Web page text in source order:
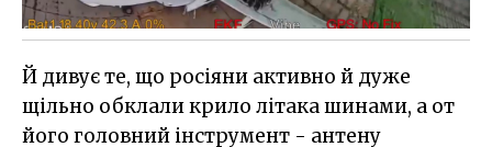
Й дивує те, що росіяни активно й дуже
щільно обклали крило літака шинами, а от
його головний інструмент - антену